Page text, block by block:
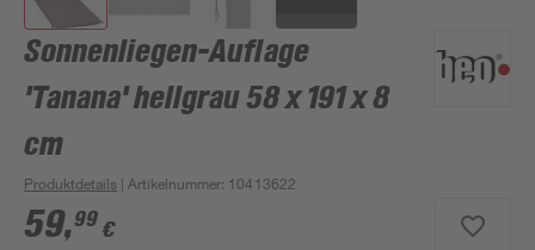
Sonnenliegen-Auflage
'Tanana' hellgrau 58 x 191 x 8
cm
Produktdetails | Artikelnummer: 10413622
59,99 €